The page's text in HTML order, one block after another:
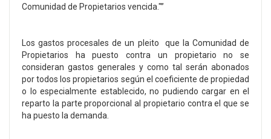
Comunidad de Propietarios vencida."”
Los gastos procesales de un pleito que la Comunidad de
Propietarios ha puesto contra un propietario no se
consideran gastos generales y como tal serán abonados
por todos los propietarios según el coeficiente de propiedad
o lo especialmente establecido, no pudiendo cargar en el
reparto la parte proporcional al propietario contra el que se
ha puesto la demanda.